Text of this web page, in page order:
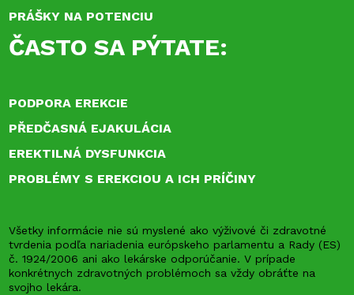
PRÁŠKY NA POTENCIU
ČASTO SA PÝTATE:
PODPORA EREKCIE
PŘEDČASNÁ EJAKULÁCIA
EREKTILNÁ DYSFUNKCIA
PROBLÉMY S EREKCIOU A ICH PRÍČINY
Všetky informácie nie sú myslené ako výživové či zdravotné
tvrdenia podľa nariadenia európskeho parlamentu a Rady (ES)
č. 1924/2006 ani ako lekárske odporúčanie. V prípade
konkrétnych zdravotných problémoch sa vždy obráťte na
svojho lekára.